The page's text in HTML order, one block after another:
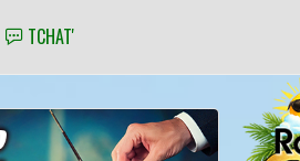
TCHAT'